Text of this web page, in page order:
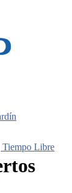
Tiempo Libre